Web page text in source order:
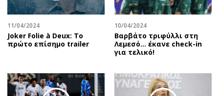
11/04/2024
Joker Folie à Deux: Το
πρώτο επίσημο trailer
10/04/2024
Βαρβάτο τριφύλλι στη
Λεμεσό… έκανε check-in
για τελικό!